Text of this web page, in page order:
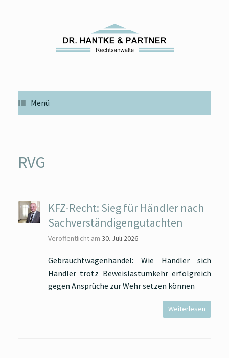
Menü
RVG
KFZ-Recht: Sieg für Händler nach
Sachverständigengutachten
Veröffentlicht am 30. Juli 2026
Gebrauchtwagenhandel: Wie Händler sich
Händler trotz Beweislastumkehr erfolgreich
gegen Ansprüche zur Wehr setzen können
Weiterlesen